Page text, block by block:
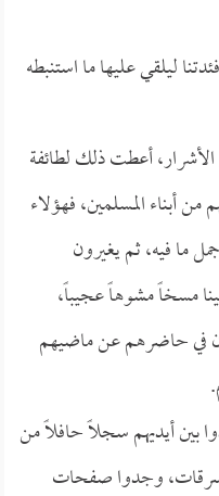
ليلقي عليها ما استنبطه
أعطت ذلك لطائفة
من أبناء المسلمين، فهؤلاء
ما فيه، ثم يغيرون
مسخاً مشوهاً عجيباً،
في حاضرهم عن ماضيهم
بين أيديهم سجلاً حافلاً من
وجدوا صفحات